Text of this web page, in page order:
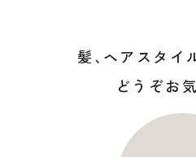
髪、 ヘアスタイ
どうぞお